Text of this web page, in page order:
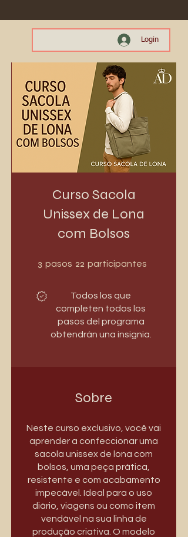
Login
Curso Sacola
Unissex de Lona
com Bolsos
3 pasos 22 participantes
Todos los que
completen todos los
pasos del programa
obtendrán una insignia.
Sobre
Neste curso exclusivo, você vai
aprender a confeccionar uma
sacola unissex de lona com
bolsos, uma peça prática,
resistente e com acabamento
impecável. Ideal para o uso
diário, viagens ou como item
vendável na sua linha de
produção criativa. O modelo